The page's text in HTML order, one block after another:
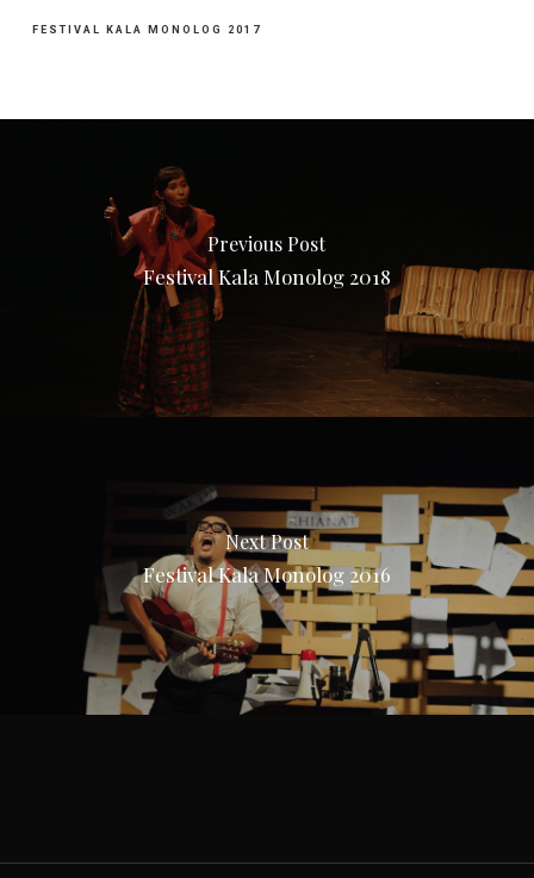
FESTIVAL KALA MONOLOG 2017
Previous Post
Festival Kala Monolog 2018
Next Post
Festival Kala Monolog 2016